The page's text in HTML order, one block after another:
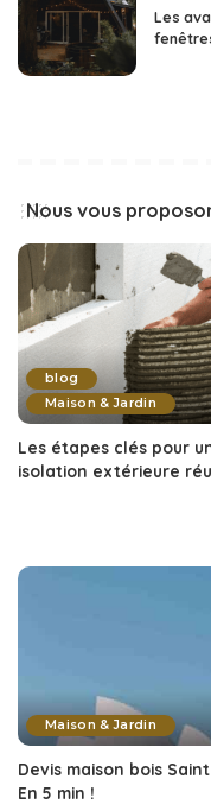
Les
Nous vous
blog
Maison & Jardin
Les étapes clés pour
isolation extérieure
Maison & Jardin
Devis maison bois
En 5 min !